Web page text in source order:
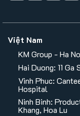
Việt Nam
KM Group - Ha
Hai Duong: 11
Vinh Phuc:
Hospital
Ninh Binh:
Khang, Hoa Lu